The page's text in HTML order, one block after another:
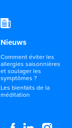
Nieuws
Comment éviter les
allergies saisonnières
et soulager les
symptômes ?
Les bienfaits de la
méditation